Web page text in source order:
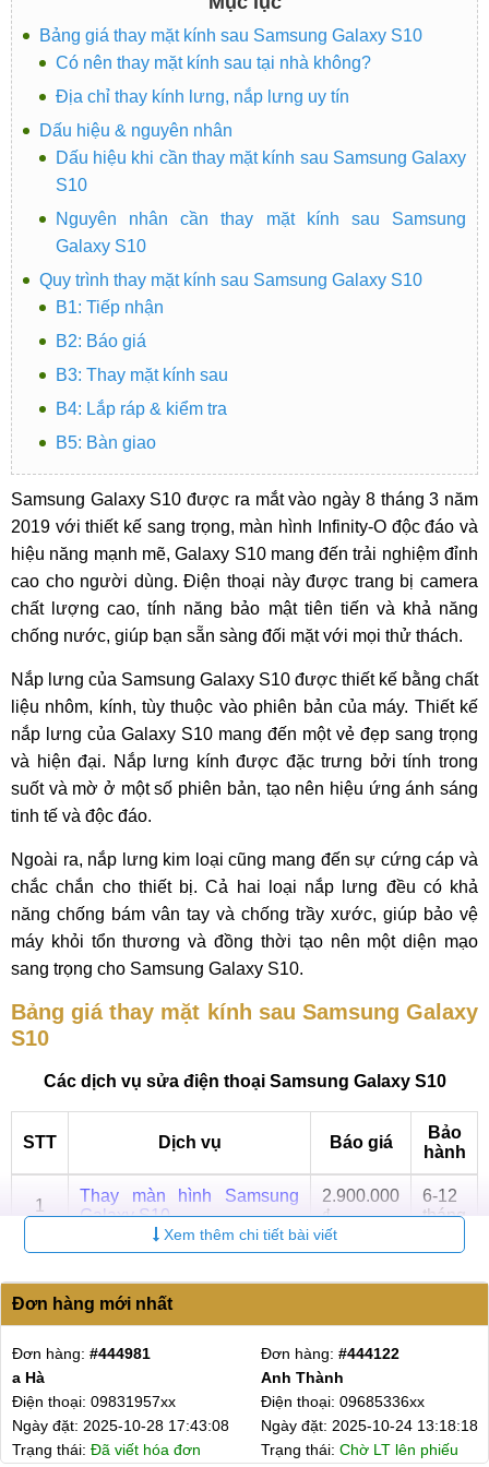
Bảng giá thay mặt kính sau Samsung Galaxy S10
Có nên thay mặt kính sau tại nhà không?
Địa chỉ thay kính lưng, nắp lưng uy tín
Dấu hiệu & nguyên nhân
Dấu hiệu khi cần thay mặt kính sau Samsung Galaxy
S10
Nguyên nhân cần thay mặt kính sau Samsung
Galaxy S10
Quy trình thay mặt kính sau Samsung Galaxy S10
B1: Tiếp nhận
B2: Báo giá
B3: Thay mặt kính sau
B4: Lắp ráp & kiểm tra
B5: Bàn giao
Samsung Galaxy S10 được ra mắt vào ngày 8 tháng 3 năm
2019 với thiết kế sang trọng, màn hình Infinity-O độc đáo và
hiệu năng mạnh mẽ, Galaxy S10 mang đến trải nghiệm đỉnh
cao cho người dùng. Điện thoại này được trang bị camera
chất lượng cao, tính năng bảo mật tiên tiến và khả năng
chống nước, giúp bạn sẵn sàng đối mặt với mọi thử thách.
Nắp lưng của Samsung Galaxy S10 được thiết kế bằng chất
liệu nhôm, kính, tùy thuộc vào phiên bản của máy. Thiết kế
nắp lưng của Galaxy S10 mang đến một vẻ đẹp sang trọng
và hiện đại. Nắp lưng kính được đặc trưng bởi tính trong
suốt và mờ ở một số phiên bản, tạo nên hiệu ứng ánh sáng
tinh tế và độc đáo.
Ngoài ra, nắp lưng kim loại cũng mang đến sự cứng cáp và
chắc chắn cho thiết bị. Cả hai loại nắp lưng đều có khả
năng chống bám vân tay và chống trầy xước, giúp bảo vệ
máy khỏi tổn thương và đồng thời tạo nên một diện mạo
sang trọng cho Samsung Galaxy S10.
Bảng giá thay mặt kính sau Samsung Galaxy
S10
Các dịch vụ sửa điện thoại Samsung Galaxy S10
STT Dịch vụ Báo giá
Bảo
hành
1
Thay màn hình Samsung
Galaxy S10
2.900.000
₫
6-12
tháng
Ép kính Samsung Galaxy
S10
6-12
tháng
3
Thay Pin Samsung Galaxy
400.000 ₫
6-12
4
Thay mặt kính sau
Samsung Galaxy S10
300.000 ₫
tháng
5
Sửa nguồn Samsung
600.000 ₫
6-12
Xem thêm chi tiết bài viết
Đơn hàng mới nhất
Đơn hàng:
Điện thoại: 03724626xx
Ngày đặt: 2025-10-21 14:16:22
Trạng thái:Chờ LT lên phiếu
Đơn hàng:
Chị Mão
Điện thoại:
Ngày đặt: 2025-10-09
Trạng thái:Đã viết